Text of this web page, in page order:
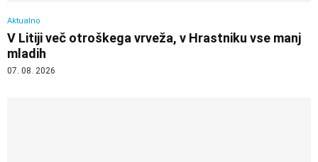
Aktualno
V Litiji več otroškega vrveža, v Hrastniku vse manj
mladih
07. 08. 2026